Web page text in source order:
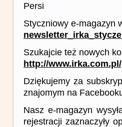
Persi
Styczniowy e-magazyn
Szukajcie też nowych
http://
Dziękujemy za
znajomym na
Nasz e-magazyn
rejestracji zaznaczyły